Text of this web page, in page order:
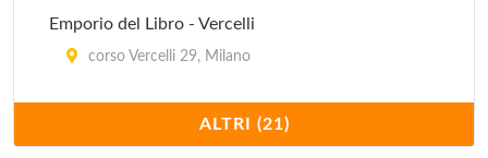
Emporio del Libro - Vercelli
corso Vercelli 29, Milano
Feltrinelli Libri - Manzoni
via Alessandro Manzoni 12, Milano
ALTRI (21)